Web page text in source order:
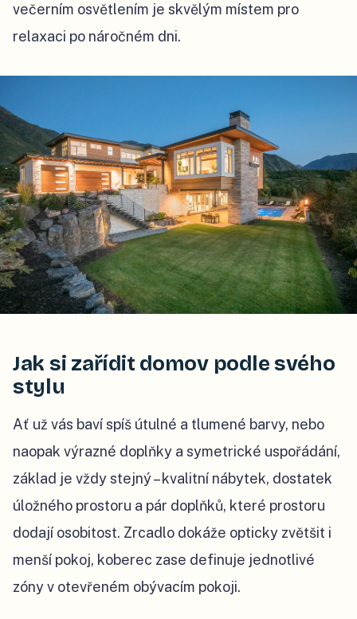
večerním osvětlením je skvělým místem pro
relaxaci po náročném dni.
Jak si zařídit domov podle svého
stylu
Ať už vás baví spíš útulné a tlumené barvy, nebo
naopak výrazné doplňky a symetrické uspořádání,
základ je vždy stejný – kvalitní nábytek, dostatek
úložného prostoru a pár doplňků, které prostoru
dodají osobitost. Zrcadlo dokáže opticky zvětšit i
menší pokoj, koberec zase definuje jednotlivé
zóny v otevřeném obývacím pokoji.